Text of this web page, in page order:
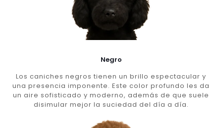
Negro
Los caniches negros tienen un brillo espectacular y
una presencia imponente. Este color profundo les da
un aire sofisticado y moderno, además de que suele
disimular mejor la suciedad del día a día.